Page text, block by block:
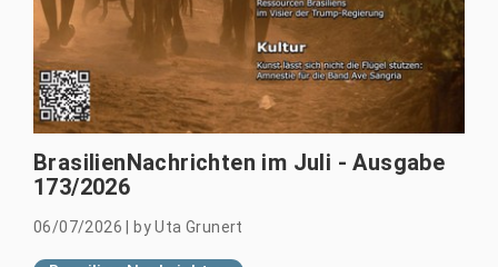
BrasilienNachrichten im Juli - Ausgabe
173/2026
06/07/2026 byUta Grunert